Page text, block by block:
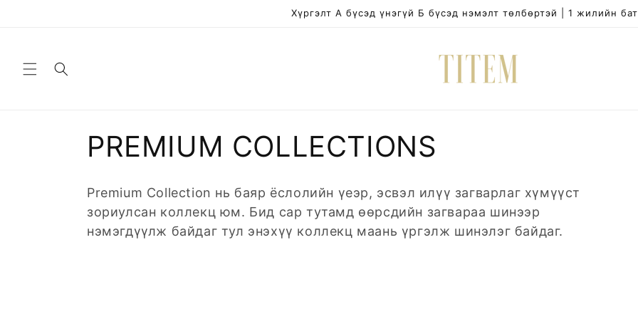
Хүргэлт А бүсэд үнэгүй Б бүсэд нэмэлт төлбөртэй | 1 жилийн
C
o
l
PREMIUM COLLECTIONS
Premium Collection нь баяр ёслолийн үеэр, эсвэл илүү загварлаг хүмүүст
зориулсан коллекц юм. Бид сар тутамд өөрсдийн загвараа шинээр
нэмэгдүүлж байдаг тул энэхүү коллекц маань үргэлж шинэлэг байдаг.